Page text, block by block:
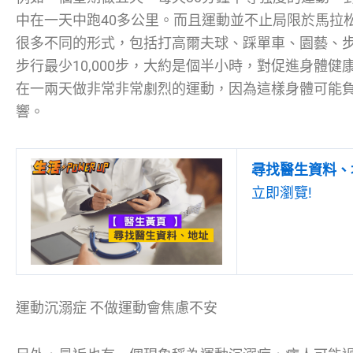
中在一天中跑40多公里。而且運動並不止局限於馬拉
很多不同的形式，包括打高爾夫球、踩單車、園藝、
步行最少10,000步，大約是個半小時，對促進身體健
在一兩天做非常非常劇烈的運動，因為這樣身體可能
響。
尋找醫生資料
立即瀏覽!
運動沉溺症 不做運動會焦慮不安